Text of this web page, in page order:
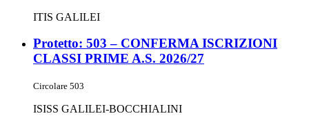
ITIS GALILEI
Protetto: 503 – CONFERMA ISCRIZIONI
CLASSI PRIME A.S. 2026/27
Circolare 503
ISISS GALILEI-BOCCHIALINI